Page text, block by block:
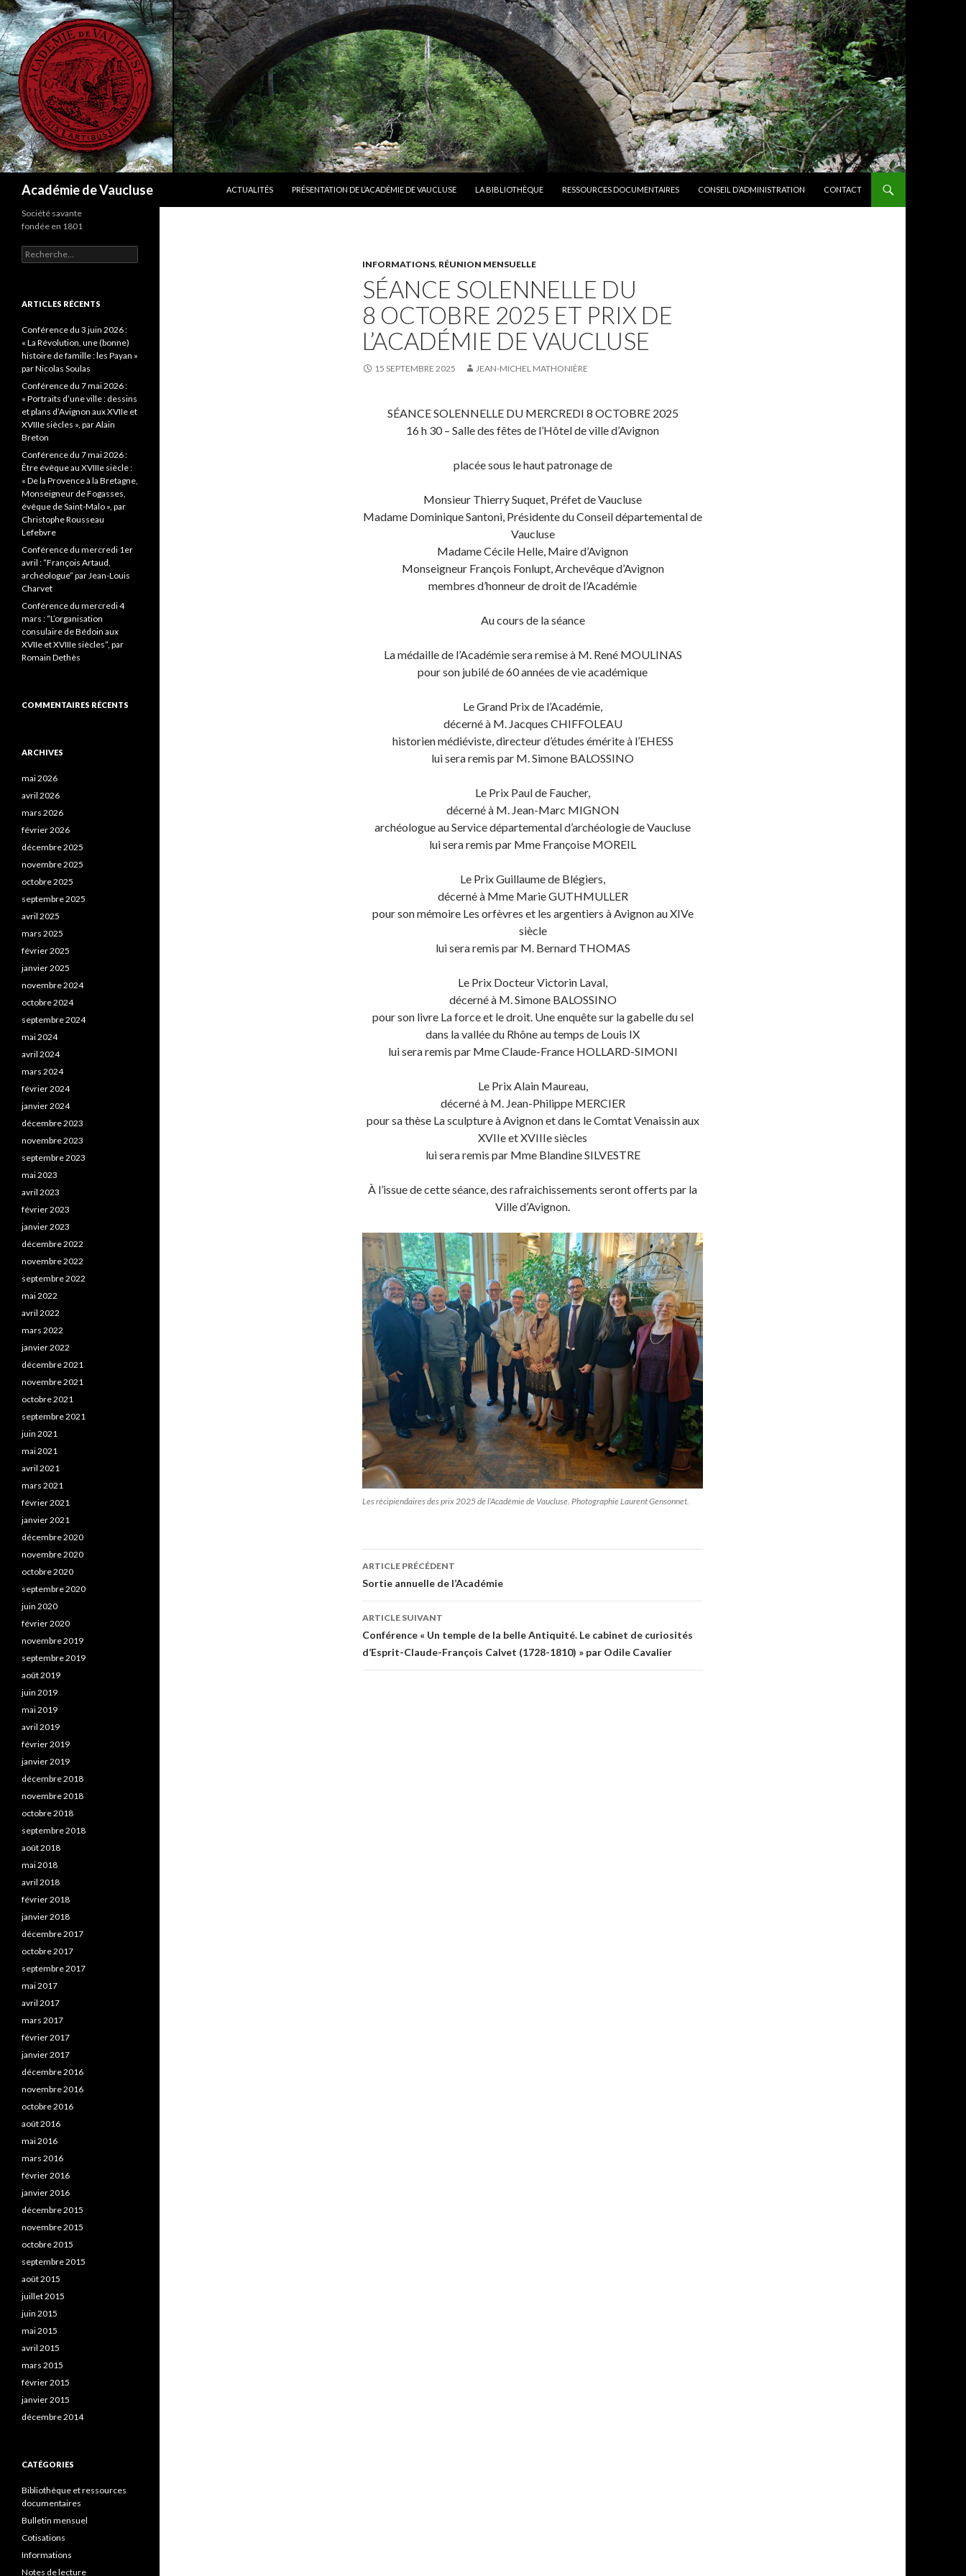
Académie de Vaucluse
ACTUALITÉS
PRÉSENTATION DE L’ACADÉMIE DE VAUCLUSE LA BIBLIOTHÈQUE RESSOURCES DOCUMENTAIRES CONSEIL D’ADMINISTRATION CONTACT
INFORMATIONS, RÉUNION MENSUELLE
SÉANCE SOLENNELLE DU
8 OCTOBRE 2025 ET PRIX DE
L’ACADÉMIE DE VAUCLUSE
15 SEPTEMBRE 2025 JEAN-MICHEL MATHONIÈRE
SÉANCE SOLENNELLE DU MERCREDI 8 OCTOBRE 2025
16 h 30 – Salle des fêtes de l’Hôtel de ville d’Avignon
placée sous le haut patronage de
Monsieur Thierry Suquet, Préfet de Vaucluse
Madame Dominique Santoni, Présidente du Conseil départemental de
Vaucluse
Madame Cécile Helle, Maire d’Avignon
Monseigneur François Fonlupt, Archevêque d’Avignon
membres d’honneur de droit de l’Académie
Au cours de la séance
La médaille de l’Académie sera remise à M. René MOULINAS
pour son jubilé de 60 années de vie académique
Le Grand Prix de l’Académie,
décerné à M. Jacques CHIFFOLEAU
historien médiéviste, directeur d’études émérite à l’EHESS
lui sera remis par M. Simone BALOSSINO
Le Prix Paul de Faucher,
décerné à M. Jean-Marc MIGNON
archéologue au Service départemental d’archéologie de Vaucluse
lui sera remis par Mme Françoise MOREIL
Le Prix Guillaume de Blégiers,
décerné à Mme Marie GUTHMULLER
pour son mémoire Les orfèvres et les argentiers à Avignon au XIVe
siècle
lui sera remis par M. Bernard THOMAS
Le Prix Docteur Victorin Laval,
décerné à M. Simone BALOSSINO
pour son livre La force et le droit. Une enquête sur la gabelle du sel
dans la vallée du Rhône au temps de Louis IX
lui sera remis par Mme Claude-France HOLLARD-SIMONI
Le Prix Alain Maureau,
décerné à M. Jean-Philippe MERCIER
pour sa thèse La sculpture à Avignon et dans le Comtat Venaissin aux
XVIIe et XVIIIe siècles
lui sera remis par Mme Blandine SILVESTRE
À l’issue de cette séance, des rafraichissements seront offerts par la
Ville d’Avignon.
Les récipiendaires des prix 2025 de l’Académie de Vaucluse. Photographie Laurent Gensonnet.
Navigation
des
articles
ARTICLE PRÉCÉDENT
Sortie annuelle de l’Académie
ARTICLE SUIVANT
Conférence « Un temple de la belle Antiquité. Le cabinet de curiosités
d’Esprit-Claude-François Calvet (1728-1810) » par Odile Cavalier
Société savante
fondée en 1801
R
e
e
c
h
e
r
ARTICLES RÉCENTS
Conférence du 3 juin 2026 :
« La Révolution, une (bonne)
histoire de famille : les Payan »
par Nicolas Soulas
Conférence du 7 mai 2026 :
« Portraits d’une ville : dessins
et plans d’Avignon aux XVIIe et
XVIIIe siècles », par Alain
Breton
Conférence du 7 mai 2026 :
Être évêque au XVIIIe siècle :
« De la Provence à la Bretagne,
Monseigneur de Fogasses,
évêque de Saint-Malo », par
Christophe Rousseau
Lefebvre
Conférence du mercredi 1er
avril : “François Artaud,
archéologue” par Jean-Louis
Charvet
Conférence du mercredi 4
mars : “L’organisation
consulaire de Bédoin aux
XVIIe et XVIIIe siècles”, par
Romain Dethès
COMMENTAIRES RÉCENTS
ARCHIVES
mai 2026
avril 2026
mars 2026
février 2026
décembre 2025
novembre 2025
octobre 2025
septembre 2025
avril 2025
mars 2025
février 2025
janvier 2025
novembre 2024
octobre 2024
septembre 2024
mai 2024
avril 2024
mars 2024
février 2024
janvier 2024
décembre 2023
novembre 2023
septembre 2023
mai 2023
avril 2023
février 2023
janvier 2023
décembre 2022
novembre 2022
septembre 2022
mai 2022
avril 2022
mars 2022
janvier 2022
décembre 2021
novembre 2021
octobre 2021
septembre 2021
juin 2021
mai 2021
avril 2021
mars 2021
février 2021
janvier 2021
décembre 2020
novembre 2020
octobre 2020
septembre 2020
juin 2020
février 2020
novembre 2019
septembre 2019
août 2019
juin 2019
mai 2019
avril 2019
février 2019
janvier 2019
décembre 2018
novembre 2018
octobre 2018
septembre 2018
août 2018
mai 2018
avril 2018
février 2018
janvier 2018
décembre 2017
octobre 2017
septembre 2017
mai 2017
avril 2017
mars 2017
février 2017
janvier 2017
décembre 2016
novembre 2016
octobre 2016
août 2016
mai 2016
mars 2016
février 2016
janvier 2016
décembre 2015
novembre 2015
octobre 2015
septembre 2015
août 2015
juillet 2015
juin 2015
mai 2015
avril 2015
mars 2015
février 2015
janvier 2015
décembre 2014
CATÉGORIES
Bibliothèque et ressources
documentaires
Bulletin mensuel
Cotisations
Informations
Notes de lecture